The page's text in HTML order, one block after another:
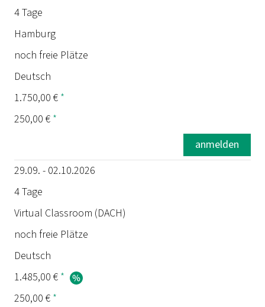
4 Tage
Hamburg
noch freie Plätze
Deutsch
1.750,00 € *
250,00 € *
anmelden
29.09. - 02.10.2026
4 Tage
Virtual Classroom (DACH)
noch freie Plätze
Deutsch
1.485,00 € *
250,00 € *